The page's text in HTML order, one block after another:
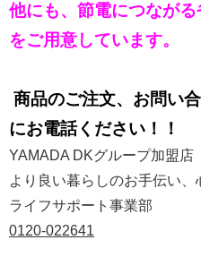
他にも、節電につなが
をご用意しています。
商品のご注文、お問い
にお電話ください！！
YAMADA DKグループ加盟店
より良い暮らしのお手伝い、
ライフサポート事業部
0120-022641